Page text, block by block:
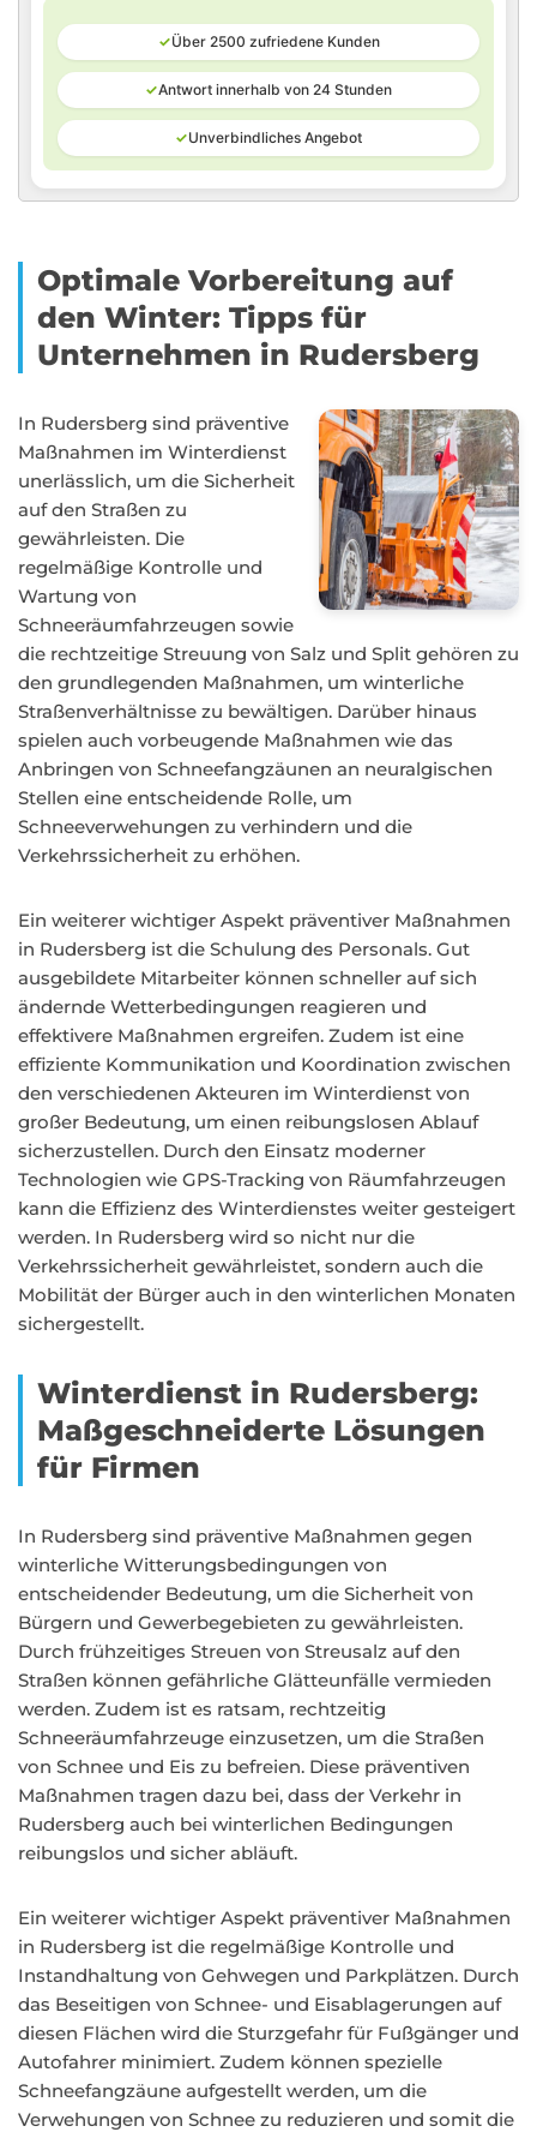
✓Über 2500 zufriedene Kunden
✓Antwort innerhalb von 24 Stunden
✓Unverbindliches Angebot
Optimale Vorbereitung auf
den Winter: Tipps für
Unternehmen in Rudersberg
In Rudersberg sind präventive
Maßnahmen im Winterdienst
unerlässlich, um die Sicherheit
auf den Straßen zu
gewährleisten. Die
regelmäßige Kontrolle und
Wartung von
Schneeräumfahrzeugen sowie
die rechtzeitige Streuung von Salz und Split gehören zu
den grundlegenden Maßnahmen, um winterliche
Straßenverhältnisse zu bewältigen. Darüber hinaus
spielen auch vorbeugende Maßnahmen wie das
Anbringen von Schneefangzäunen an neuralgischen
Stellen eine entscheidende Rolle, um
Schneeverwehungen zu verhindern und die
Verkehrssicherheit zu erhöhen.
Ein weiterer wichtiger Aspekt präventiver Maßnahmen
in Rudersberg ist die Schulung des Personals. Gut
ausgebildete Mitarbeiter können schneller auf sich
ändernde Wetterbedingungen reagieren und
effektivere Maßnahmen ergreifen. Zudem ist eine
effiziente Kommunikation und Koordination zwischen
den verschiedenen Akteuren im Winterdienst von
großer Bedeutung, um einen reibungslosen Ablauf
sicherzustellen. Durch den Einsatz moderner
Technologien wie GPS-Tracking von Räumfahrzeugen
kann die Effizienz des Winterdienstes weiter gesteigert
werden. In Rudersberg wird so nicht nur die
Verkehrssicherheit gewährleistet, sondern auch die
Mobilität der Bürger auch in den winterlichen Monaten
sichergestellt.
Winterdienst in Rudersberg:
Maßgeschneiderte Lösungen
für Firmen
In Rudersberg sind präventive Maßnahmen gegen
winterliche Witterungsbedingungen von
entscheidender Bedeutung, um die Sicherheit von
Bürgern und Gewerbegebieten zu gewährleisten.
Durch frühzeitiges Streuen von Streusalz auf den
Straßen können gefährliche Glätteunfälle vermieden
werden. Zudem ist es ratsam, rechtzeitig
Schneeräumfahrzeuge einzusetzen, um die Straßen
von Schnee und Eis zu befreien. Diese präventiven
Maßnahmen tragen dazu bei, dass der Verkehr in
Rudersberg auch bei winterlichen Bedingungen
reibungslos und sicher abläuft.
Ein weiterer wichtiger Aspekt präventiver Maßnahmen
in Rudersberg ist die regelmäßige Kontrolle und
Instandhaltung von Gehwegen und Parkplätzen. Durch
das Beseitigen von Schnee- und Eisablagerungen auf
diesen Flächen wird die Sturzgefahr für Fußgänger und
Autofahrer minimiert. Zudem können spezielle
Schneefangzäune aufgestellt werden, um die
Verwehungen von Schnee zu reduzieren und somit die